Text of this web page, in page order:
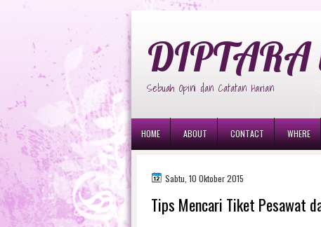
DIPTARA
Sebuah Opini dan Catatan Harian
HOME ABOUT CONTACT WHERE
Sabtu, 10 Oktober 2015
Tips Mencari Tiket Pesawat